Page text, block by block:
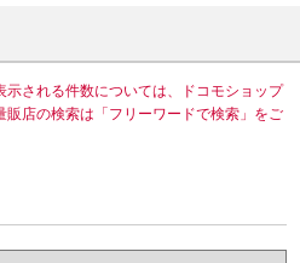
示される件数については、ドコモショップ
店の検索は「フリーワードで検索」をご